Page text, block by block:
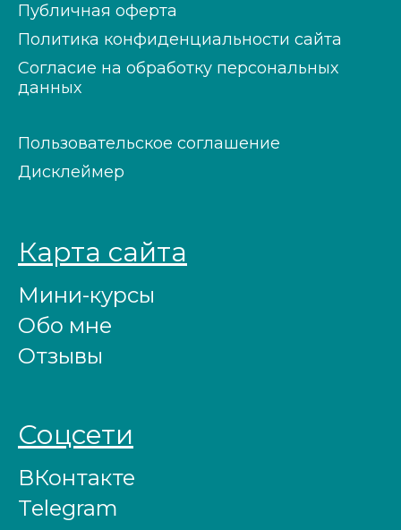
Публичная оферта
Политика конфиденциальности сайта
Согласие на обработку персональных
данных
Пользовательское соглашение
Дисклеймер
Карта сайта
Мини-курсы
Обо мне
Отзывы
Соцсети
ВКонтакте
Telegram